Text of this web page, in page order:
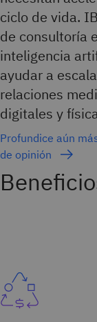
ciclo de vida.
de consultoría
inteligencia
ayudar a
relaciones
digitales y
Profundice aún
de opinión